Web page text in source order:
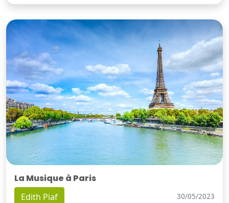
La Musique à Paris
Edith Piaf 30/05/2023